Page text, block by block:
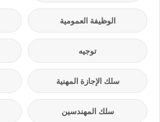
الوظيفة العمومية
توجيه
سلك الإجازة المهنية
سلك المهندسين